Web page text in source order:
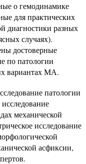
о гемодинамике
для практических
диагностики разных
случаях).
достоверные
по патологии
вариантах МА.
патологии
механической
исследование
асфиксии,